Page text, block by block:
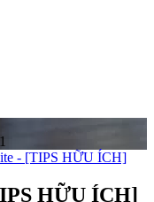
- [TIPS HỮU ÍCH]
HỮU ÍCH]